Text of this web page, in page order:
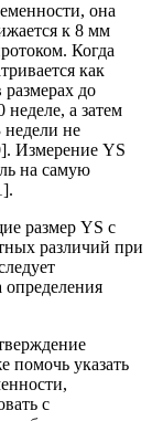
она
к 8 мм
Когда
как
размерах до
а затем
недели не
Измерение YS
на самую
размер YS с
различий при
определения
помочь указать
с